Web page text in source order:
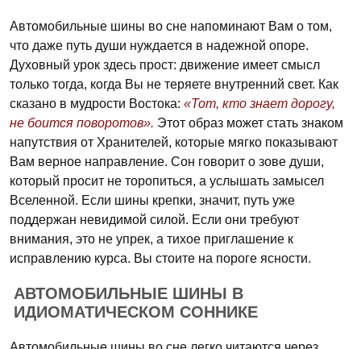
Автомобильные шины во сне напоминают Вам о том,
что даже путь души нуждается в надежной опоре.
Духовный урок здесь прост: движение имеет смысл
только тогда, когда Вы не теряете внутренний свет. Как
сказано в мудрости Востока: «Тот, кто знает дорогу,
не боится поворотов». Этот образ может стать знаком
напутствия от Хранителей, которые мягко показывают
Вам верное направление. Сон говорит о зове души,
который просит не торопиться, а услышать замысел
Вселенной. Если шины крепки, значит, путь уже
поддержан невидимой силой. Если они требуют
внимания, это не упрек, а тихое приглашение к
исправлению курса. Вы стоите на пороге ясности.
АВТОМОБИЛЬНЫЕ ШИНЫ В
ИДИОМАТИЧЕСКОМ СОННИКЕ